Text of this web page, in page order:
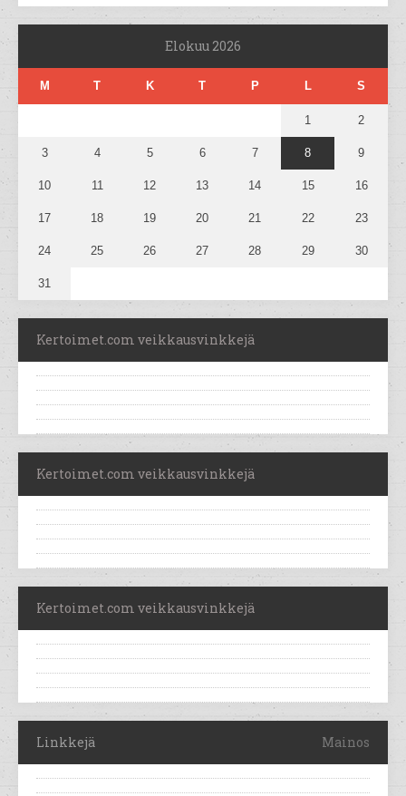
Elokuu 2026
M T K T P L S
1 2
3 4 5 6 7 8 9
10 11 12 13 14 15 16
17 18 19 20 21 22 23
24 25 26 27 28 29 30
31
Kertoimet.com veikkausvinkkejä
Kertoimet.com veikkausvinkkejä
Kertoimet.com veikkausvinkkejä
Linkkejä Mainos